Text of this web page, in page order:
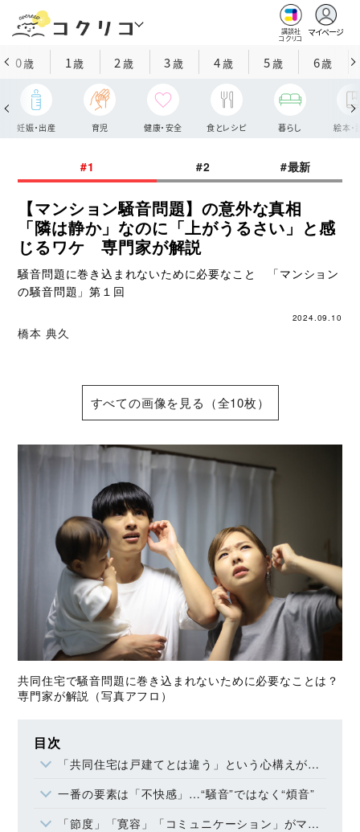
講談社
コクリコ
マイページ
0歳 1歳 2 歳 3歳 4歳 5歳 6歳
妊娠・出産 育児 健康・安全 食とレシピ 暮らし 絵本・
#1 #2 #最新
【マンション騒音問題】の意外な真相
「隣は静か」なのに「上がうるさい」と感
じるワケ 専門家が解説
騒音問題に巻き込まれないために必要なこと 「マンション
の騒音問題」第１回
2024.09.10
橋本 典久
すべての画像を見る（全10枚）
共同住宅で騒音問題に巻き込まれないために必要なことは？
専門家が解説（写真アフロ）
目次
「共同住宅は戸建てとは違う」という心構えが大事
一番の要素は「不快感」…“騒音”ではなく“煩音”
「節度」「寛容」「コミュニケーション」がマスト